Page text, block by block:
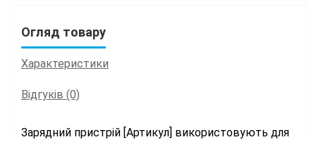
Огляд товару
Характеристики
Відгуків (0)
Зарядний пристрій [Артикул] використовують для